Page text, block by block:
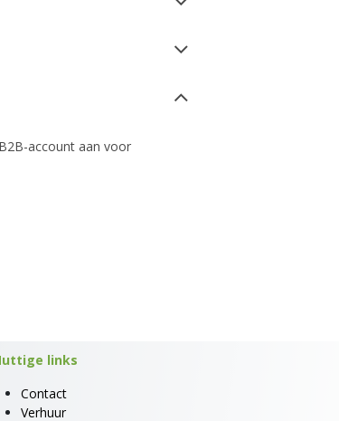
account aan voor
links
Contact
Verhuur